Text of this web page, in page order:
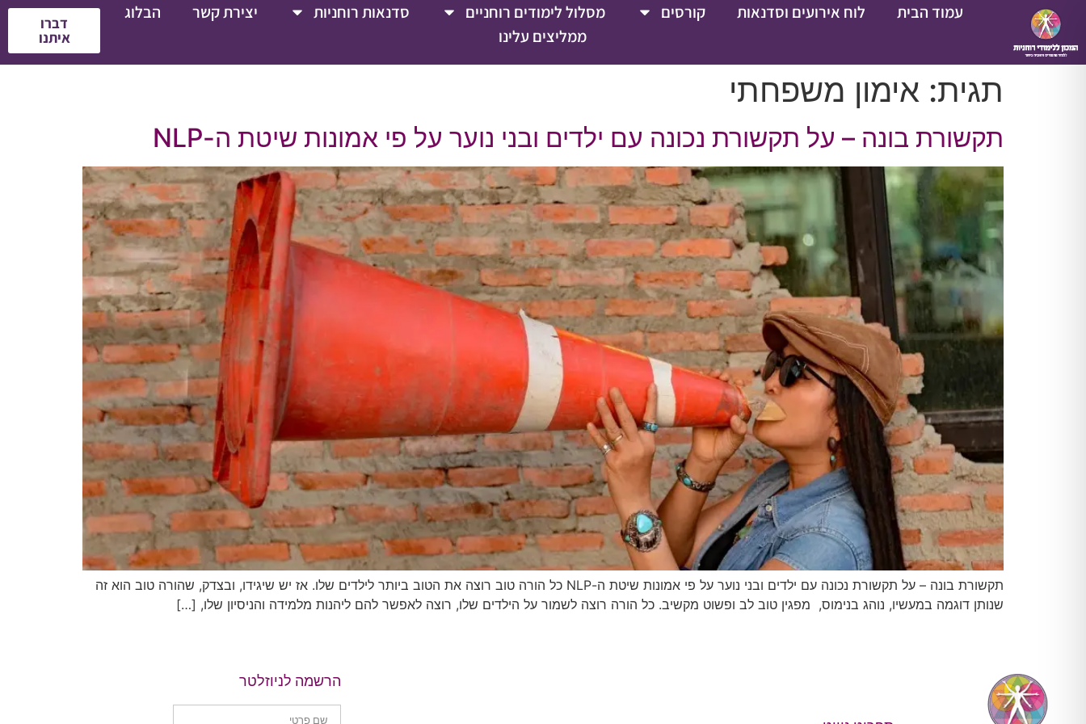
עמוד הבית לוח אירועים וסדנאות קורסים מסלול לימודים רוחניים סדנאות רוחניות יצירת קשר
הבלוג
ממליצים עלינו
דברו
איתנו
תגית: אימון משפחתי
תקשורת בונה – על תקשורת נכונה עם ילדים ובני נוער על פי אמונות שיטת ה-NLP
תקשורת בונה – על תקשורת נכונה עם ילדים ובני נוער על פי אמונות שיטת ה-NLP כל הורה טוב רוצה את הטוב ביותר לילדים שלו. אז יש שיגידו, ובצדק, שהורה טוב הוא זה
שנותן דוגמה במעשיו, נוהג בנימוס, מפגין טוב לב ופשוט מקשיב. כל הורה רוצה לשמור על הילדים שלו, רוצה לאפשר להם ליהנות מלמידה והניסיון שלו, […]
הרשמה לניוזלטר